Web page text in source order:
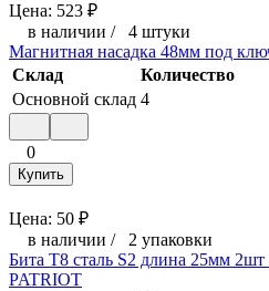
Цена: 523 ₽
в наличии / 4 штуки
Магнитная насадка 48мм под
Склад
Количество
Основной склад 4
0
Купить
Цена: 50 ₽
в наличии / 2 упаковки
Бита T8 сталь S2 длина 25мм
PATRIOT